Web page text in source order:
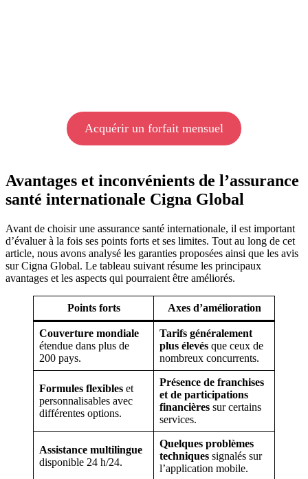
Acquérir un forfait mensuel
Avantages et inconvénients de l’assurance
santé internationale Cigna Global
Avant de choisir une assurance santé internationale, il est important
d’évaluer à la fois ses points forts et ses limites. Tout au long de cet
article, nous avons analysé les garanties proposées ainsi que les avis
sur Cigna Global. Le tableau suivant résume les principaux
avantages et les aspects qui pourraient être améliorés.
Points forts Axes d’amélioration
Couverture mondiale
étendue dans plus de
200 pays.
Tarifs généralement
plus élevés que ceux de
nombreux concurrents.
Formules flexibles et
personnalisables avec
différentes options.
Présence de franchises
et de participations
financières sur certains
services.
Assistance multilingue
disponible 24 h/24.
Quelques problèmes
techniques signalés sur
l’application mobile.